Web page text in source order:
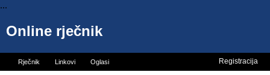
...
Online rječnik
Rječnik Linkovi Oglasi Registracija